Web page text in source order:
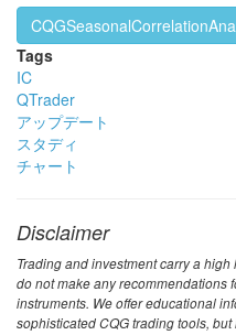
Tags
IC
QTrader
アップデート
スタディ
チャート
Disclaimer
Trading and investment carry a
do not make any recommendations
instruments. We offer educational
sophisticated CQG trading tools,